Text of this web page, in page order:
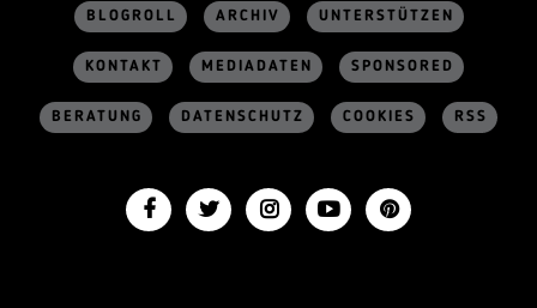
BLOGROLL ARCHIV UNTERSTÜTZEN
KONTAKT MEDIADATEN SPONSORED
BERATUNG DATENSCHUTZ COOKIES RSS